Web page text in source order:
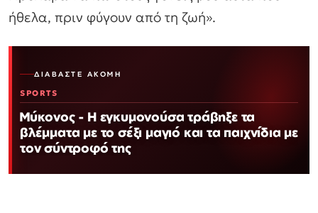
ήθελα, πριν φύγουν από τη ζωή».
ΔΙΑΒΆΣΤΕ ΑΚΌΜΗ
SPORTS
Μύκονος - Η εγκυμονούσα τράβηξε τα
βλέμματα με το σέξι μαγιό και τα παιχνίδια με
τον σύντροφό της